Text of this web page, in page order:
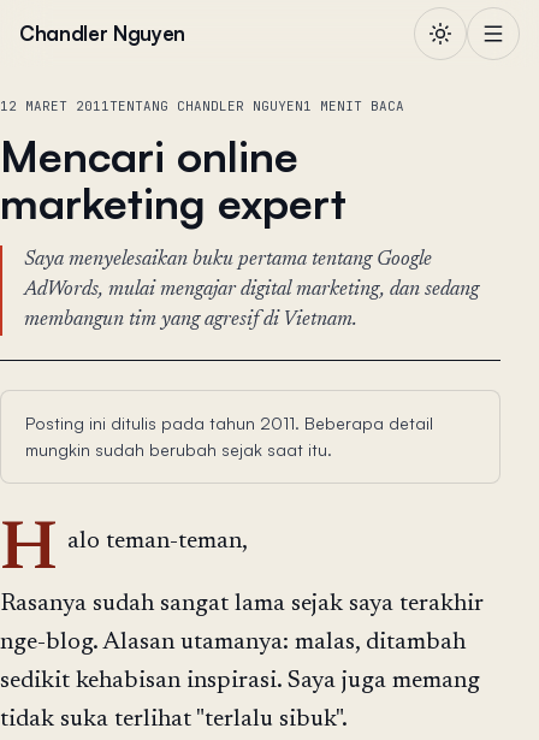
Chandler Nguyen
12 MARET 2011TENTANG CHANDLER NGUYEN1 MENIT BACA
Mencari online
marketing expert
Saya menyelesaikan buku pertama tentang Google
AdWords, mulai mengajar digital marketing, dan sedang
membangun tim yang agresif di Vietnam.
Posting ini ditulis pada tahun 2011. Beberapa detail
mungkin sudah berubah sejak saat itu.
H alo teman-teman,
Rasanya sudah sangat lama sejak saya terakhir
nge-blog. Alasan utamanya: malas, ditambah
sedikit kehabisan inspirasi. Saya juga memang
tidak suka terlihat "terlalu sibuk".